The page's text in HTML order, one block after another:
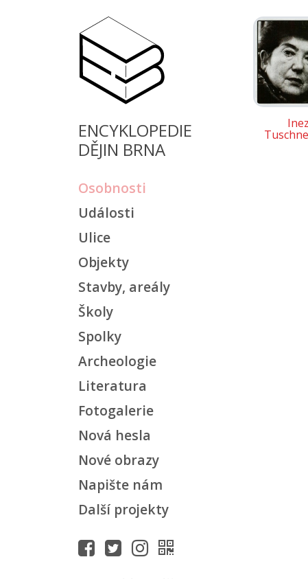
ENCYKLOPEDIE
DĚJIN BRNA
Osobnosti
Události
Ulice
Objekty
Stavby, areály
Školy
Spolky
Archeologie
Literatura
Fotogalerie
Nová hesla
Nové obrazy
Napište nám
Další projekty
Inez